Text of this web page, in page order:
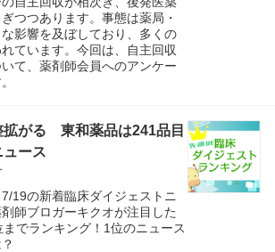
つつあります。事態は薬局・
影響を及ぼしており、多くの
ています。今回は、自主回収
て、薬剤師会員へのアンケー
拡がる 東和薬品は241品目
ース
19の新着臨床ダイジェストニ
師ブロガーキクオが注目した
でランキング！1位のニュース